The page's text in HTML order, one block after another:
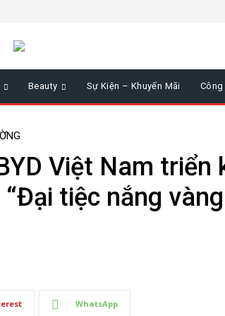
Beauty Sự Kiện – Khuyến Mãi Công
Việt Nam triển
tiệc nắng
WhatsApp